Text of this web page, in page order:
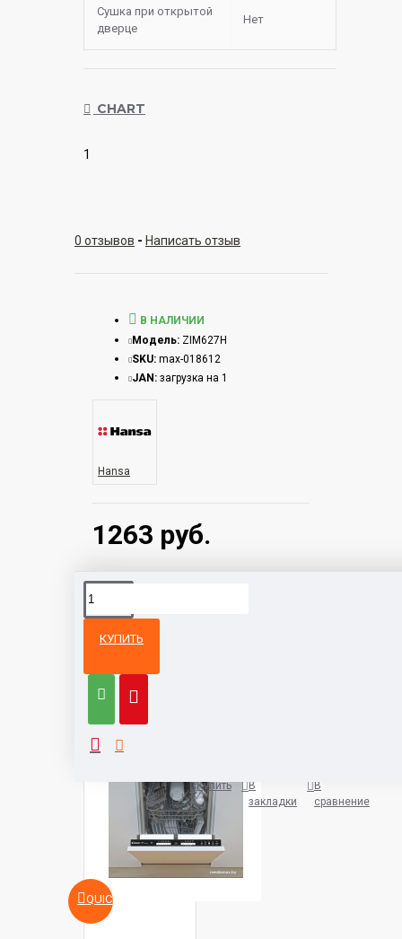
Сушка при открытой
дверце
Нет
CHART
1
0 отзывов - Написать отзыв
1263 руб.
В НАЛИЧИИ
Модель: ZIM627H
SKU: max-018612
JAN: загрузка на 1
Hansa
КУПИТЬ
категории
QUICKVIEW
Купить
В
закладки
В
сравнение